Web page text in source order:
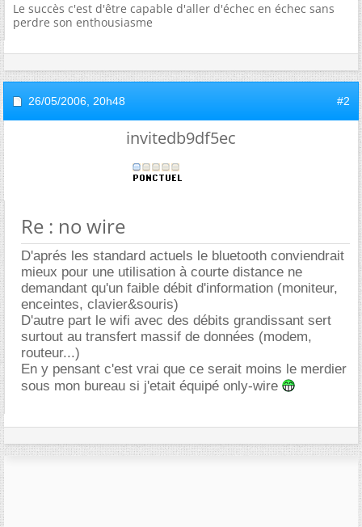
Le succès c'est d'être capable d'aller d'échec en échec sans
perdre son enthousiasme
26/05/2006, 20h48 #2
invitedb9df5ec
Re : no wire
D'aprés les standard actuels le bluetooth conviendrait
mieux pour une utilisation à courte distance ne
demandant qu'un faible débit d'information (moniteur,
enceintes, clavier&souris)
D'autre part le wifi avec des débits grandissant sert
surtout au transfert massif de données (modem,
routeur...)
En y pensant c'est vrai que ce serait moins le merdier
sous mon bureau si j'etait équipé only-wire